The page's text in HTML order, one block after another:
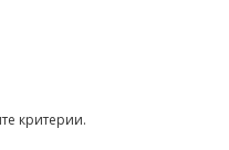
критерии.